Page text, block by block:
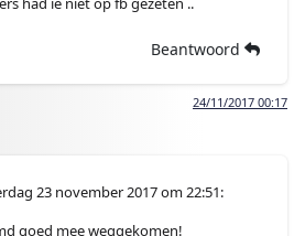
Beantwoord
24/11/2017 00:17
23 november 2017 om 22:51:
goed mee weggekomen!